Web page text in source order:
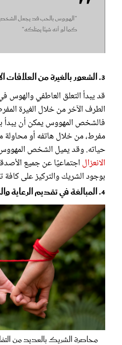
"الهووس بالحب قد يجعل
كما لو أنه شيئًا يمتلكه"
3. الشعور بالغيرة من العلاقات الأخرى.
قد يبدأ التعلق العاطفي والهوس
الطرف الآخر من خلال الغيرة
فالشخص المهووس يمكن أن يبدأ
مفرط، من خلال هاتفه أو محاولة
حياته. وقد يميل الشخص المهووس
الانعزال اجتماعيًا عن جميع
بوجود الشريك والتركيز على كافة
4. المبالغة في تقديم الرعاية والحماية.
محاصرة الشريك بالعديد من